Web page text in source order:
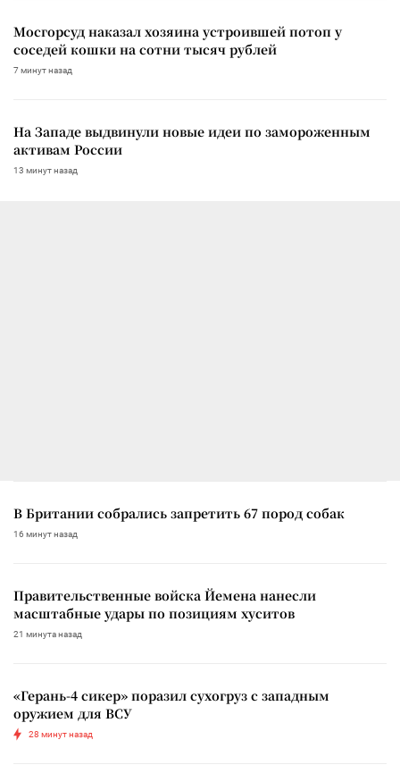
Мосгорсуд наказал хозяина устроившей потоп у
соседей кошки на сотни тысяч рублей
7 минут назад
На Западе выдвинули новые идеи по замороженным
активам России
13 минут назад
В Британии собрались запретить 67 пород собак
16 минут назад
Правительственные войска Йемена нанесли
масштабные удары по позициям хуситов
21 минута назад
«Герань-4 сикер» поразил сухогруз с западным
оружием для ВСУ
28 минут назад